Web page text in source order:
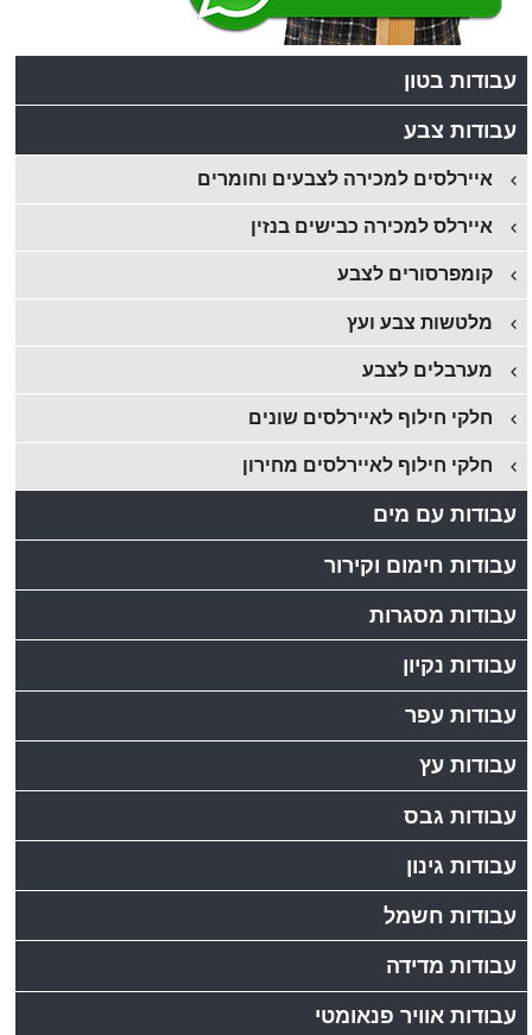
עבודות בטון
עבודות צבע
איירלסים למכירה לצבעים וחומרים
איירלס למכירה כבישים בנזין
קומפרסורים לצבע
מלטשות צבע ועץ
מערבלים לצבע
חלקי חילוף לאיירלסים שונים
חלקי חילוף לאיירלסים מחירון
עבודות עם מים
עבודות חימום וקירור
עבודות מסגרות
עבודות נקיון
עבודות עפר
עבודות עץ
עבודות גבס
עבודות גינון
עבודות חשמל
עבודות מדידה
עבודות אוויר פנאומטי